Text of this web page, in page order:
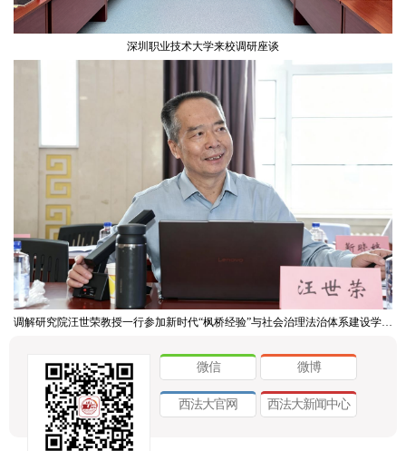
深圳职业技术大学来校调研座谈
调解研究院汪世荣教授一行参加新时代“枫桥经验”与社会治理法治体系建设学术研讨会
微信 微博
西法大官网 西法大新闻中心